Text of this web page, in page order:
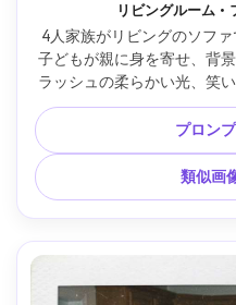
リビングルーム
4人家族がリビングのソフ
子どもが親に身を寄せ、背
ラッシュの柔らかい光、笑
インスタントフィルムらし
しいフィルムグレイン、か
日付スタンプ、ナチュラル
リズム。Sony A7IV・50mm
ーフバディフレーム、温
プロン
類似画